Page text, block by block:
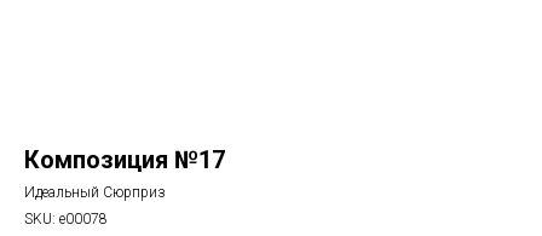
Композиция №17
Идеальный Сюрприз
SKU: е00078